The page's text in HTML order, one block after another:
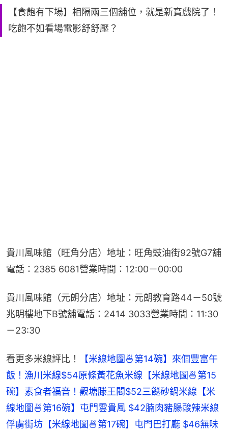
【食飽有下場】相隔兩三個舖位，就是新寶戲院了！
吃飽不如看場電影舒舒壓？
貴川風味館（旺角分店）地址：旺角豉油街92號G7舖
電話：2385 6081營業時間：12:00－00:00
貴川風味館（元朗分店）地址：元朗教育路44－50號
兆明樓地下B號舖電話：2414 3033營業時間：11:30
－23:30
看更多米線評比！
【米線地圖🍜第14碗】來個豐富午
飯！漁川米線$54原條黃花魚米線 【米線地圖🍜第15
碗】素食者福音！觀塘滕王閣$52三餸砂鍋米線 【米
線地圖🍜第16碗】屯門雲貴風 $42腩肉豬腸酸辣米線
俘虜街坊 【米線地圖🍜第17碗】屯門巴打廳 $46無味